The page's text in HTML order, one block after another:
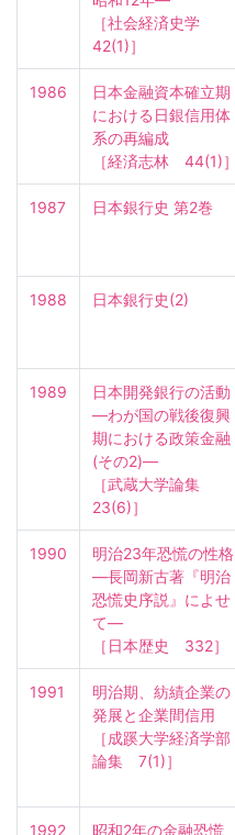
［社会経済史学
42(1)］
1986
日本金融資本確立期
における日銀信用体
系の再編成
［経済志林　44(1)］
1987 日本銀行史 第2巻
1988 日本銀行史(2)
1989
日本開発銀行の活動
—わが国の戦後復興
期における政策金融
(その2)—
［武蔵大学論集
23(6)］
1990
明治23年恐慌の性格
—長岡新古著『明治
恐慌史序説』によせ
て—
［日本歴史　332］
1991
明治期、紡績企業の
発展と企業間信用
［成蹊大学経済学部
論集　7(1)］
1992
昭和2年の金融恐慌